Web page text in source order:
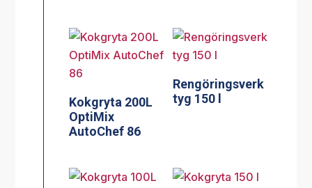
Kokgryta 200L
OptiMix
AutoChef 86
Rengöringsverk
tyg 150 l